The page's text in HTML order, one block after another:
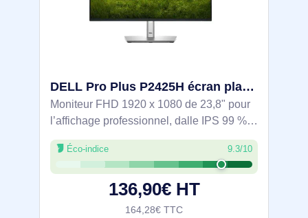
DELL Pro Plus P2425H écran plat de PC 60,5 cm (23.8") 1920 x 1080 pixels Full HD LCD Noir - 210-BMFF
Moniteur FHD 1920 x 1080 de 23,8" pour
l’affichage professionnel, dalle IPS 99 %
sRGB et bords fins pour un travail précis.
Rafraîchissement 100 Hz et ComfortView
Plus (
Éco-indice 9.3/10
136,90€ HT
164,28€ TTC